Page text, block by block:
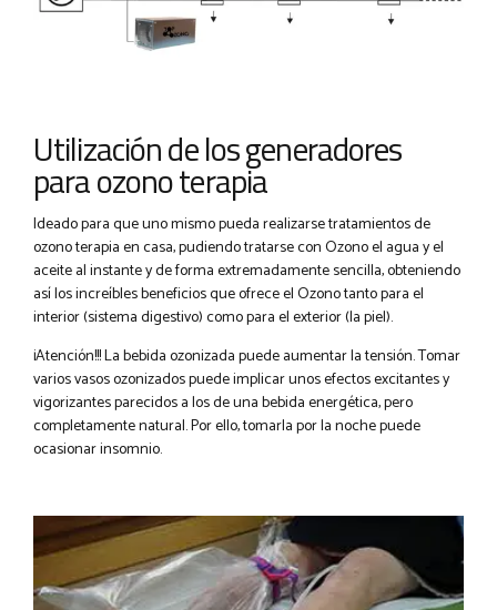
Utilización de los generadores
para ozono terapia
Ideado para que uno mismo pueda realizarse tratamientos de
ozono terapia en casa, pudiendo tratarse con Ozono el agua y el
aceite al instante y de forma extremadamente sencilla, obteniendo
así los increíbles beneficios que ofrece el Ozono tanto para el
interior (sistema digestivo) como para el exterior (la piel).
¡Atención!!! La bebida ozonizada puede aumentar la tensión. Tomar
varios vasos ozonizados puede implicar unos efectos excitantes y
vigorizantes parecidos a los de una bebida energética, pero
completamente natural. Por ello, tomarla por la noche puede
ocasionar insomnio.